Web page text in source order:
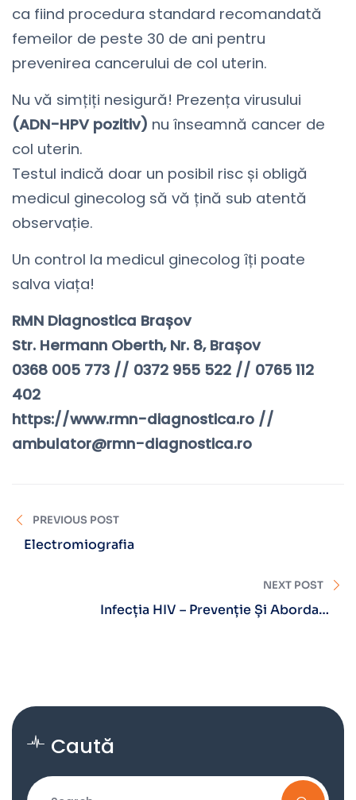
ca fiind procedura standard recomandată
femeilor de peste 30 de ani pentru
prevenirea cancerului de col uterin.
Nu vă simțiți nesigură! Prezența virusului
(ADN-HPV pozitiv) nu înseamnă cancer de
col uterin.
Testul indică doar un posibil risc și obligă
medicul ginecolog să vă țină sub atentă
observație.
Un control la medicul ginecolog îți poate
salva viața!
RMN Diagnostica Brașov⠀
Str. Hermann Oberth, Nr. 8, Brașov
0368 005 773 // 0372 955 522 // 0765 112
402
https://www.rmn-diagnostica.ro //
ambulator@rmn-diagnostica.ro
PREVIOUS POST
Electromiografia
NEXT POST
Infecția HIV – Prevenție Și Abordare
Caută